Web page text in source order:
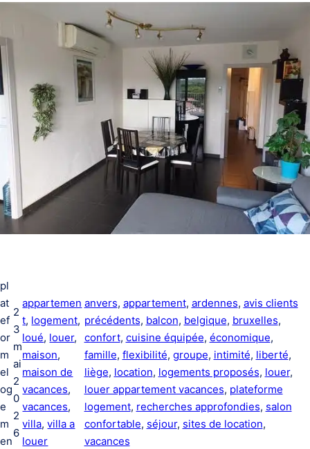
pl
at
ef
or
m
el
og
e
m
en
2
3
m
ai
2
0
2
6
appartemen
t, logement
loué, louer
maison
maison de
vacances
vacances
villa, villa a
louer
anvers, appartement, ardennes, avis clients
précédents, balcon, belgique, bruxelles
confort, cuisine équipée, économique
famille, flexibilité, groupe, intimité, liberté
liège, location, logements proposés, louer
louer appartement vacances, plateforme
logement, recherches approfondies, salon
confortable, séjour, sites de location
vacances